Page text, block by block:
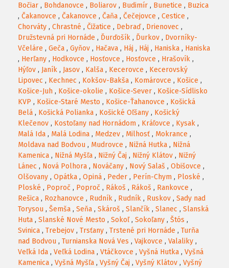
Bočiar , Bohdanovce , Boliarov , Budimír , Bunetice , Buzica
, Čakanovce , Čakanovce , Čaňa , Čečejovce , Cestice ,
Chorváty , Chrastné , Čižatice , Debraď, Drienovec ,
Družstevná pri Hornáde , Ďurďošík , Ďurkov , Dvorníky-
Včeláre , Geča , Gyňov , Hačava , Háj , Háj , Haniska , Haniska
, Herľany , Hodkovce , Hosťovce , Hosťovce , Hrašovík ,
Hýľov , Janík , Jasov , Kalša , Kecerovce , Kecerovský
Lipovec , Kechnec , Kokšov-Bakša , Komárovce , Košice ,
Košice-Juh , Košice-okolie , Košice-Sever , Košice-Sídlisko
KVP , Košice-Staré Mesto , Košice-Ťahanovce , Košická
Belá , Košická Polianka , Košické Oľšany , Košický
Klečenov , Kostoľany nad Hornádom , Kráľovce , Kysak ,
Malá Ida , Malá Lodina , Medzev , Milhosť , Mokrance ,
Moldava nad Bodvou , Mudrovce , Nižná Hutka , Nižná
Kamenica , Nižná Myšľa , Nižný Čaj , Nižný Klátov , Nižný
Lánec , Nová Polhora , Nováčany , Nový Salaš , Obišovce ,
Olšovany , Opátka , Opiná , Peder , Perín-Chym , Ploské ,
Ploské , Poproč , Poproč , Rákoš , Rákoš , Rankovce ,
Rešica , Rozhanovce , Rudník , Rudník , Ruskov , Sady nad
Torysou , Šemša , Seňa , Skároš , Slančík , Slanec , Slanská
Huta , Slanské Nové Mesto , Sokoľ, Sokoľany , Štós ,
Svinica , Trebejov , Trsťany , Trstené pri Hornáde , Turňa
nad Bodvou , Turnianska Nová Ves , Vajkovce , Valaliky ,
Veľká Ida , Veľká Lodina , Vtáčkovce , Vyšná Hutka , Vyšná
Kamenica , Vyšná Myšľa , Vyšný Čaj , Vyšný Klátov , Vyšný